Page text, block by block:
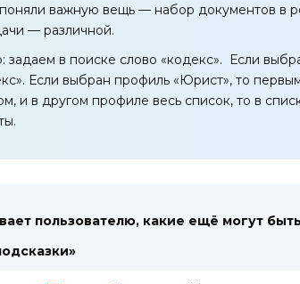
важную вещь — набор документов в
— различной.
задаем в поиске слово «кодекс». Если
Если выбран профиль «Юрист», то
и в другом профиле весь список, то в
пользователю, какие ещё могут